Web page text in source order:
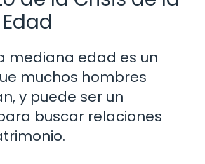
mediana edad es un
muchos hombres
y puede ser un
buscar relaciones